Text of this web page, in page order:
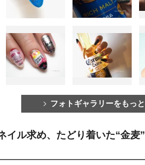
フォトギャラリーをもっ
イル求め、たどり着いた“金麦